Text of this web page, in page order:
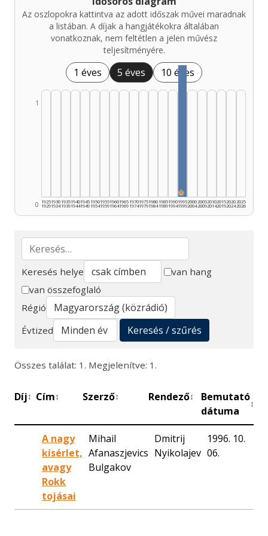
Az oszlopokra kattintva az adott időszak művei maradnak
a listában. A díjak a hangjátékokra általában
vonatkoznak, nem feltétlen a jelen művész
teljesítményére.
1 éves 5 éves 10 éves
0
1
1925
1929
1930
1934
1935
1939
1940
1944
1945
1949
1950
1954
1955
1959
1960
1964
1965
1969
1970
1974
1975
1979
1980
1984
1985
1989
1990
1994
★
1995
1999
2000
2004
2005
2009
2010
2014
2015
2019
2020
2024
2025
2026
Keresés
Keresés helye
van hang
van összefoglaló
Régió
Évtized
Keresés / szűrés
Összes találat: 1. Megjelenítve: 1.
Díj↕ Cím↕ Szerző↕ Rendező↕
Bemutató
dátuma
↕
A nagy
kísérlet,
avagy
Rokk
tojásai
Mihail
Afanaszjevics
Bulgakov
Dmitrij
Nyikolajev
1996. 10.
06.